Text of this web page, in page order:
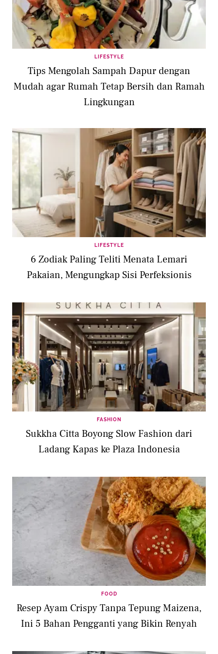
LIFESTYLE
Tips Mengolah Sampah Dapur dengan
Mudah agar Rumah Tetap Bersih dan Ramah
Lingkungan
LIFESTYLE
6 Zodiak Paling Teliti Menata Lemari
Pakaian, Mengungkap Sisi Perfeksionis
FASHION
Sukkha Citta Boyong Slow Fashion dari
Ladang Kapas ke Plaza Indonesia
FOOD
Resep Ayam Crispy Tanpa Tepung Maizena,
Ini 5 Bahan Pengganti yang Bikin Renyah